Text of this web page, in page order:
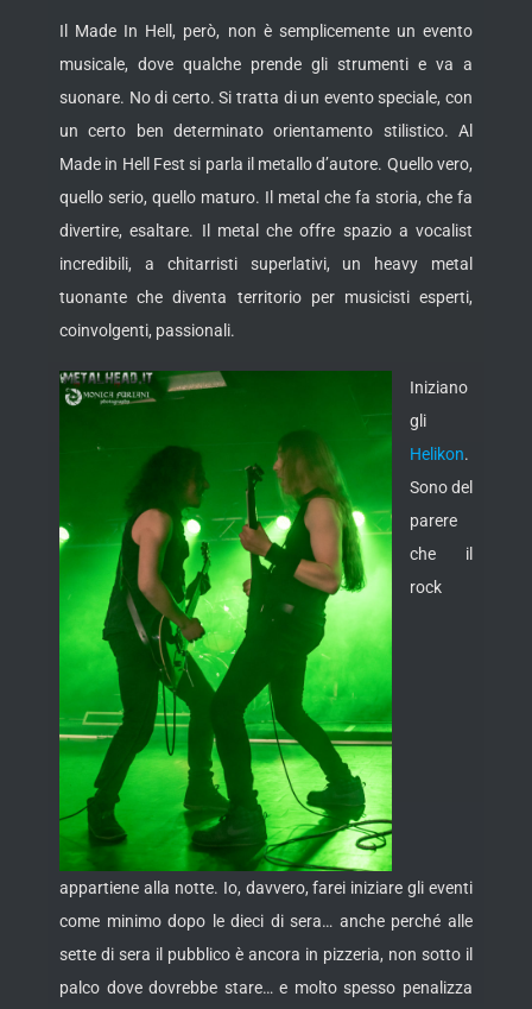
Il Made In Hell, però, non è semplicemente un evento
musicale, dove qualche prende gli strumenti e va a
suonare. No di certo. Si tratta di un evento speciale, con
un certo ben determinato orientamento stilistico. Al
Made in Hell Fest si parla il metallo d’autore. Quello vero,
quello serio, quello maturo. Il metal che fa storia, che fa
divertire, esaltare. Il metal che offre spazio a vocalist
incredibili, a chitarristi superlativi, un heavy metal
tuonante che diventa territorio per musicisti esperti,
coinvolgenti, passionali.
Iniziano
gli
Helikon.
Sono del
parere
che il
rock
appartiene alla notte. Io, davvero, farei iniziare gli eventi
come minimo dopo le dieci di sera… anche perché alle
sette di sera il pubblico è ancora in pizzeria, non sotto il
palco dove dovrebbe stare… e molto spesso penalizza